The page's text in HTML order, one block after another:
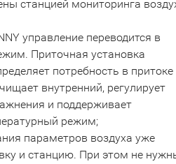
станцией мониторинга
управление переводится в
Приточная установка
потребность в притоке
внутренний, регулирует
и поддерживает
режим;
параметров воздуха уже
и станцию. При этом не